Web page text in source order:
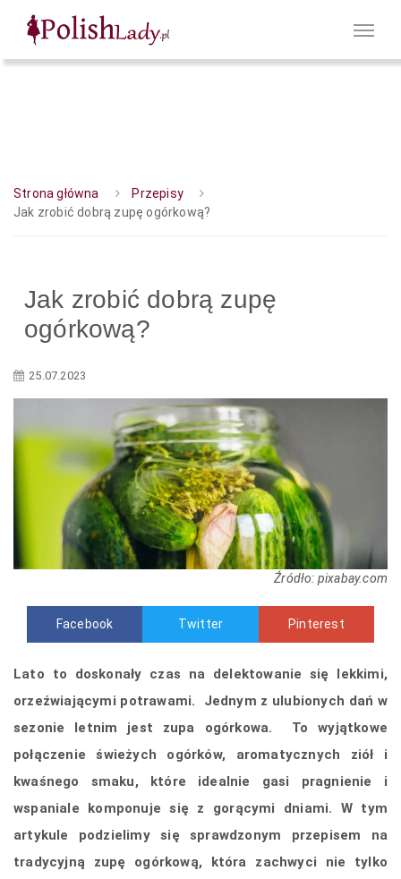
Strona główna
Przepisy
Jak zrobić dobrą zupę ogórkową?
Jak zrobić dobrą zupę
ogórkową?
25.07.2023
Źródło: pixabay.com
Facebook Twitter Pinterest
Lato to doskonały czas na delektowanie się lekkimi,
orzeźwiającymi potrawami. Jednym z ulubionych dań w
sezonie letnim jest zupa ogórkowa. To wyjątkowe
połączenie świeżych ogórków, aromatycznych ziół i
kwaśnego smaku, które idealnie gasi pragnienie i
wspaniale komponuje się z gorącymi dniami. W tym
artykule podzielimy się sprawdzonym przepisem na
tradycyjną zupę ogórkową, która zachwyci nie tylko